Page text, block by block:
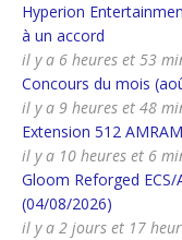
Hyperion
à un accord
il y a 6 heures et 53
Concours du mois
il y a 9 heures et 48
Extension 512
il y a 10 heures et 6
Gloom Reforged
(04/08/2026)
il y a 2 jours et 17